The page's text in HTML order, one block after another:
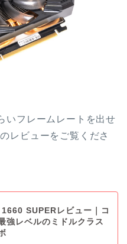
いフレームレートを出せ
レビューをご覧くださ
SUPERレビュー｜コ
強レベルのミドルクラス